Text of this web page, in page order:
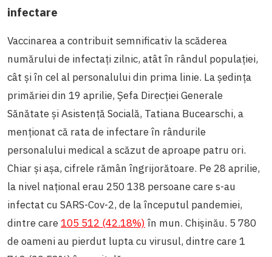
infectare
Vaccinarea a contribuit semnificativ la scăderea
numărului de infectați zilnic, atât în rândul populației,
cât și în cel al personalului din prima linie. La ședința
primăriei din 19 aprilie, Șefa Direcției Generale
Sănătate și Asistență Socială, Tatiana Bucearschi, a
menționat că rata de infectare în rândurile
personalului medical a scăzut de aproape patru ori.
Chiar și așa, cifrele rămân îngrijorătoare. Pe 28 aprilie,
la nivel național erau 250 138 persoane care s-au
infectat cu SARS-Cov-2, de la începutul pandemiei,
dintre care105 512 (42.18%)în mun. Chișinău. 5 780
de oameni au pierdut lupta cu virusul, dintre care 1